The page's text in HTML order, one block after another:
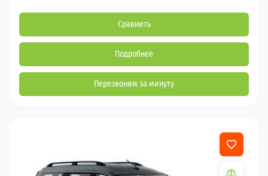
Сравнить
Подробнее
Перезвоним за минуту